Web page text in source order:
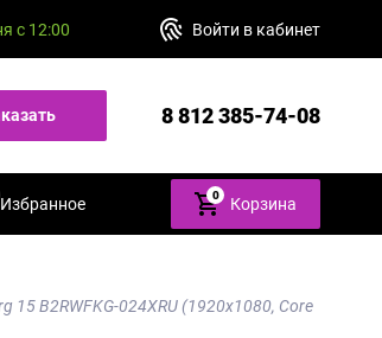
с 12:00 Войти в кабинет
8 812 385-74-08
Избранное 0 Корзина
15 B2RWFKG-024XRU (1920x1080, Core